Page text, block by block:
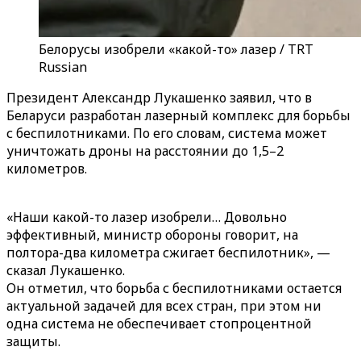
Белорусы изобрели «какой-то» лазер / TRT
Russian
Президент Александр Лукашенко заявил, что в
Беларуси разработан лазерный комплекс для борьбы
с беспилотниками. По его словам, система может
уничтожать дроны на расстоянии до 1,5–2
километров.
«Наши какой-то лазер изобрели… Довольно
эффективный, министр обороны говорит, на
полтора-два километра сжигает беспилотник», —
сказал Лукашенко.
Он отметил, что борьба с беспилотниками остается
актуальной задачей для всех стран, при этом ни
одна система не обеспечивает стопроцентной
защиты.